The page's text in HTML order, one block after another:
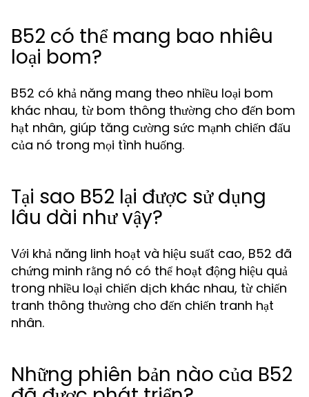
B52 có thể mang bao nhiêu
loại bom?
B52 có khả năng mang theo nhiều loại bom
khác nhau, từ bom thông thường cho đến bom
hạt nhân, giúp tăng cường sức mạnh chiến đấu
của nó trong mọi tình huống.
Tại sao B52 lại được sử dụng
lâu dài như vậy?
Với khả năng linh hoạt và hiệu suất cao, B52 đã
chứng minh rằng nó có thể hoạt động hiệu quả
trong nhiều loại chiến dịch khác nhau, từ chiến
tranh thông thường cho đến chiến tranh hạt
nhân.
Những phiên bản nào của B52